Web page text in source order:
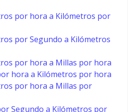
por hora a Kilómetros por
por Segundo a Kilómetros
por hora a Millas por hora
hora a Kilómetros por hora
por hora a Millas por
Segundo a Kilómetros por